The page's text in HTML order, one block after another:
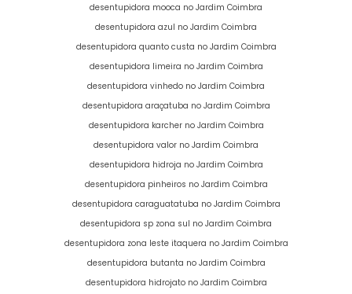
desentupidora mooca no Jardim Coimbra
desentupidora azul no Jardim Coimbra
desentupidora quanto custa no Jardim Coimbra
desentupidora limeira no Jardim Coimbra
desentupidora vinhedo no Jardim Coimbra
desentupidora araçatuba no Jardim Coimbra
desentupidora karcher no Jardim Coimbra
desentupidora valor no Jardim Coimbra
desentupidora hidroja no Jardim Coimbra
desentupidora pinheiros no Jardim Coimbra
desentupidora caraguatatuba no Jardim Coimbra
desentupidora sp zona sul no Jardim Coimbra
desentupidora zona leste itaquera no Jardim Coimbra
desentupidora butanta no Jardim Coimbra
desentupidora hidrojato no Jardim Coimbra